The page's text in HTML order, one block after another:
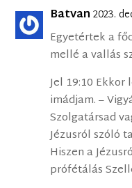
Batvan 2023.
Egyetértek a
mellé a vallás
Jel 19:10
imádjam. –
Szolgatársad
Jézusról szóló
Hiszen a
prófétálás